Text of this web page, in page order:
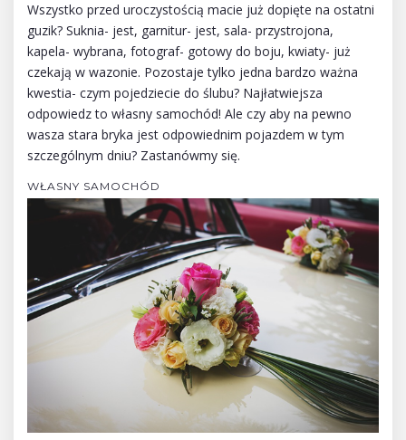
Wszystko przed uroczystością macie już dopięte na ostatni
guzik? Suknia- jest, garnitur- jest, sala- przystrojona,
kapela- wybrana, fotograf- gotowy do boju, kwiaty- już
czekają w wazonie. Pozostaje tylko jedna bardzo ważna
kwestia- czym pojedziecie do ślubu? Najłatwiejsza
odpowiedz to własny samochód! Ale czy aby na pewno
wasza stara bryka jest odpowiednim pojazdem w tym
szczególnym dniu? Zastanówmy się.
WŁASNY SAMOCHÓD